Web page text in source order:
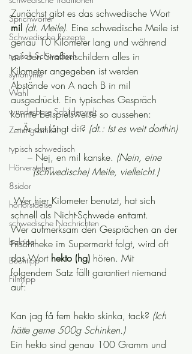
Sprichwörter
Schwedische Rezepte
typisch Schwedisch
synonyme
Wahl
wunderbare Schilderwelt
Zeitungsartikel
typisch schwedisch
Hörverstehen
8sidor
hörförståelse
schwedische Nachrichten
boktips
Buchtipp
Filmtipp
Zunächst gibt es das schwedische Wort
mil (dt. Meile). Eine schwedische Meile ist
genau 10 Kilometer lang und während
auf den Straßenschildern alles in
Kilometer angegeben ist werden
Abstände von A nach B in mil
ausgedrückt. Ein typisches Gespräch
könnte beispielsweise so aussehen:
– Är det långt dit? (dt.: Ist es weit dorthin)
– Nej, en mil kanske. (Nein, eine
(schwedische) Meile, vielleicht.)
Wer hier Kilometer benutzt, hat sich
schnell als Nicht-Schwede enttarnt.
Wer aufmerksam den Gesprächen an der
Frischtheke im Supermarkt folgt, wird oft
das Wort hekto (hg) hören. Mit
folgendem Satz fällt garantiert niemand
auf:
Kan jag få fem hekto skinka, tack? (Ich
hätte gerne 500g Schinken.)
Ein hekto sind genau 100 Gramm und